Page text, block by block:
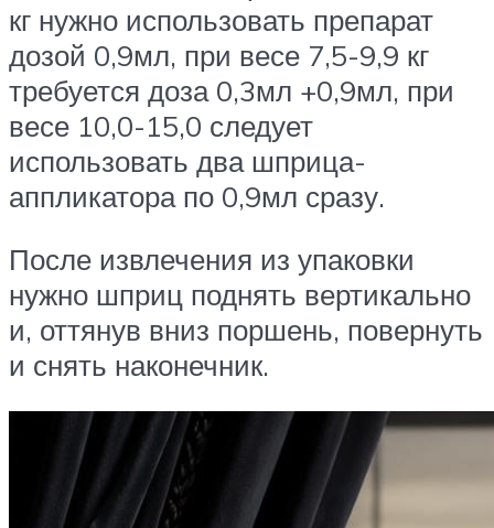
кг нужно использовать препарат
дозой 0,9мл, при весе 7,5-9,9 кг
требуется доза 0,3мл +0,9мл, при
весе 10,0-15,0 следует
использовать два шприца-
аппликатора по 0,9мл сразу.
После извлечения из упаковки
нужно шприц поднять вертикально
и, оттянув вниз поршень, повернуть
и снять наконечник.